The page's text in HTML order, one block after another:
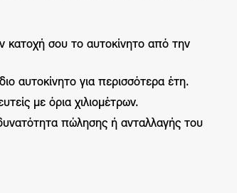
κατοχή σου το αυτοκίνητο από την
αυτοκίνητο για περισσότερα έτη.
με όρια χιλιομέτρων.
πώλησης ή ανταλλαγής του